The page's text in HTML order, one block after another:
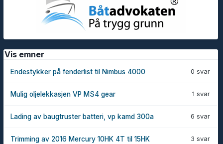
Vis emner
0 svar
Endestykker på fenderlist til Nimbus 4000
1 svar
Mulig oljelekkasjen VP MS4 gear
6 svar
Lading av baugtruster batteri, vp kamd 300a
3 svar
Trimming av 2016 Mercury 10HK 4T til 15HK